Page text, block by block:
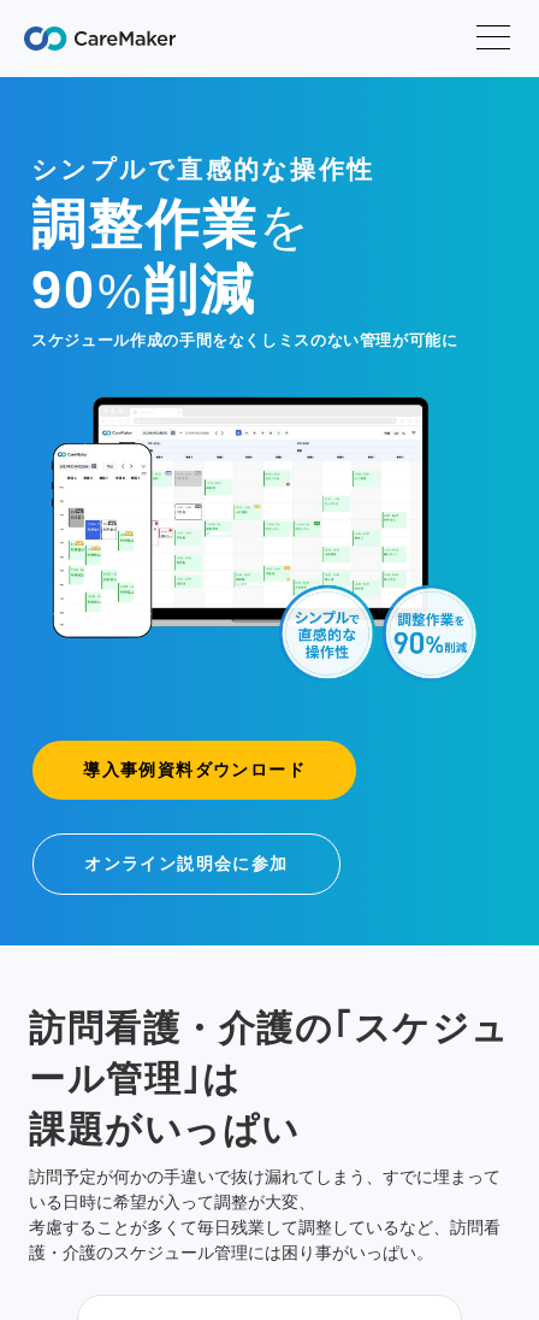
シンプルで直感的な操作性
調整作業を
90%削減
スケジュール作成の手間をなくしミスのない管理が可能に
導入事例資料ダウンロード
オンライン説明会に参加
訪問看護・介護の｢スケジュ
ール管理｣は
課題がいっぱい
訪問予定が何かの手違いで抜け漏れてしまう、すでに埋まって
いる日時に希望が入って調整が大変、
考慮することが多くて毎日残業して調整しているなど、訪問看
護・介護のスケジュール管理には困り事がいっぱい。